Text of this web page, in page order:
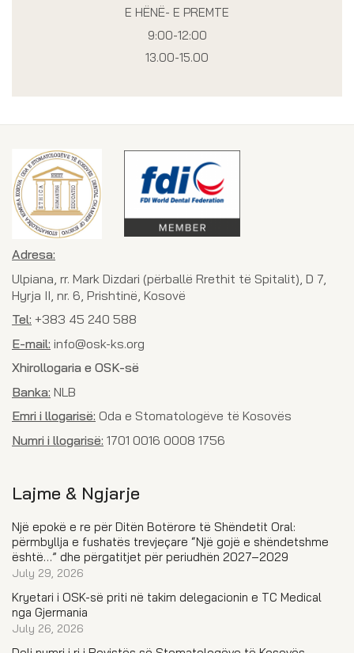
E HËNË- E PREMTE
9:00-12:00
13.00-15.00
Adresa:
Ulpiana, rr. Mark Dizdari (përballë Rrethit të Spitalit), D 7,
Hyrja II, nr. 6, Prishtinë, Kosovë
Tel: +383 45 240 588
E-mail: info@osk-ks.org
Xhirollogaria e OSK-së
Banka: NLB
Emri i llogarisë: Oda e Stomatologëve të Kosovës
Numri i llogarisë: 1701 0016 0008 1756
Lajme & Ngjarje
Një epokë e re për Ditën Botërore të Shëndetit Oral:
përmbyllja e fushatës trevjeçare “Një gojë e shëndetshme
është…” dhe përgatitjet për periudhën 2027–2029
July 29, 2026
Kryetari i OSK-së priti në takim delegacionin e TC Medical
nga Gjermania
July 26, 2026